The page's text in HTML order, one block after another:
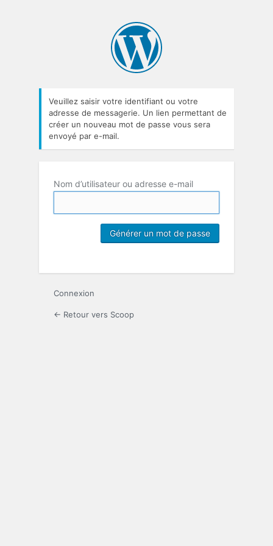
Veuillez saisir votre identifiant ou votre
adresse de messagerie. Un lien permettant de
créer un nouveau mot de passe vous sera
envoyé par e-mail.
Nom d’utilisateur ou adresse e-mail
Connexion
← Retour vers Scoop